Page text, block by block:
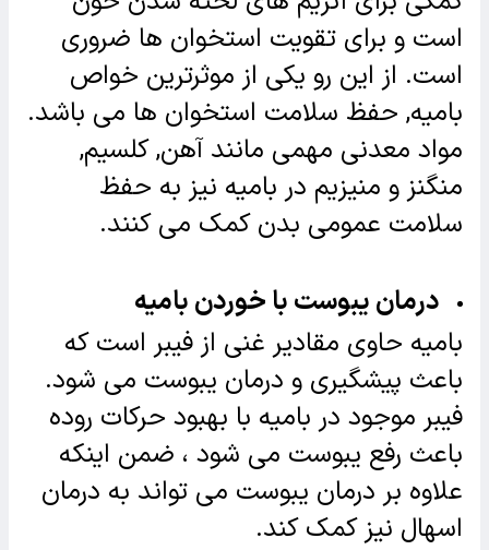
است و برای تقویت استخوان ها ضروری
است. از این رو یکی از موثرترین خواص
بامیه, حفظ سلامت استخوان ها می باشد.
مواد معدنی مهمی مانند آهن, کلسیم,
منگنز و منیزیم در بامیه نیز به حفظ
سلامت عمومی بدن کمک می کنند.
درمان یبوست با خوردن بامیه
بامیه حاوی مقادیر غنی از فیبر است که
باعث پیشگیری و درمان یبوست می شود.
فیبر موجود در بامیه با بهبود حرکات روده
باعث رفع یبوست می شود ، ضمن اینکه
علاوه بر درمان یبوست می تواند به درمان
اسهال نیز کمک کند.